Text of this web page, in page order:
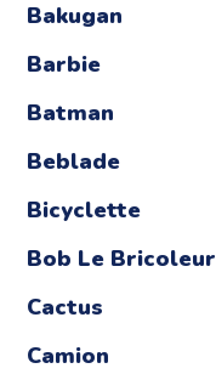
Bakugan
Barbie
Batman
Beblade
Bicyclette
Bob Le Bricoleur
Cactus
Camion